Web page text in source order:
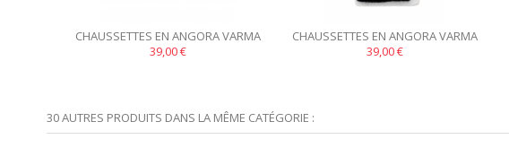
CHAUSSETTES EN ANGORA VARMA
BLANC
39,00 €
CHAUSSETTES EN ANGORA VARMA
NOIR
39,00 €
30 AUTRES PRODUITS DANS LA MÊME CATÉGORIE :